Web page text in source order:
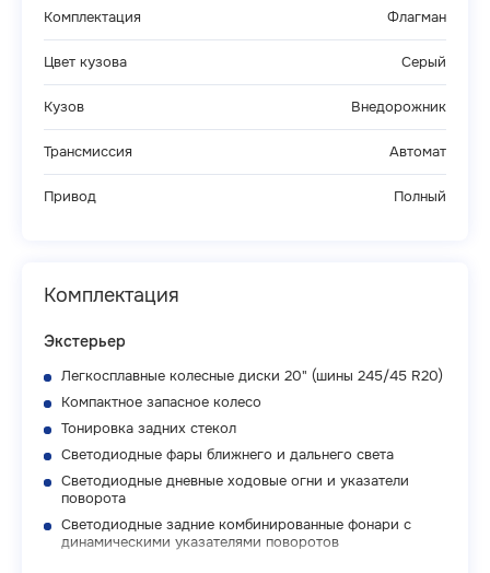
Комплектация Флагман
Цвет кузова Серый
Кузов Внедорожник
Трансмиссия Автомат
Привод Полный
Комплектация
Экстерьер
Легкосплавные колесные диски 20" (шины 245/45 R20)
Компактное запасное колесо
Тонировка задних стекол
Светодиодные фары ближнего и дальнего света
Светодиодные дневные ходовые огни и указатели
поворота
Светодиодные задние комбинированные фонари с
динамическими указателями поворотов